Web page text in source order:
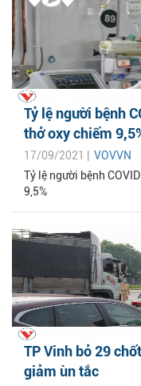
Tỷ lệ người bệnh
thở oxy chiếm
17/09/2021 | VOVVN
Tỷ lệ người bệnh
9,5%
TP Vinh bỏ 29
giảm ùn tắc